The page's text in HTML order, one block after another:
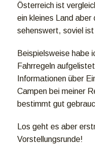
Österreich ist
ein kleines Land aber
sehenswert, soviel ist
Beispielsweise habe
Fahrregeln
Informationen über
Campen bei meiner
bestimmt gut
Los geht es aber
Vorstellungsrunde!